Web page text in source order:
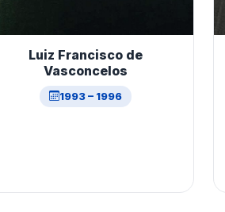
Luiz Francisco de
Vasconcelos
1993 – 1996